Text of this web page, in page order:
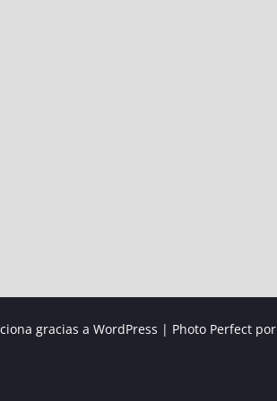
gracias a WordPress | Photo Perfect por